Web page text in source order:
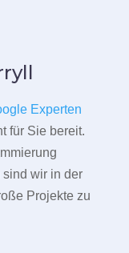
Experten
für Sie bereit.
wir in der
Projekte zu